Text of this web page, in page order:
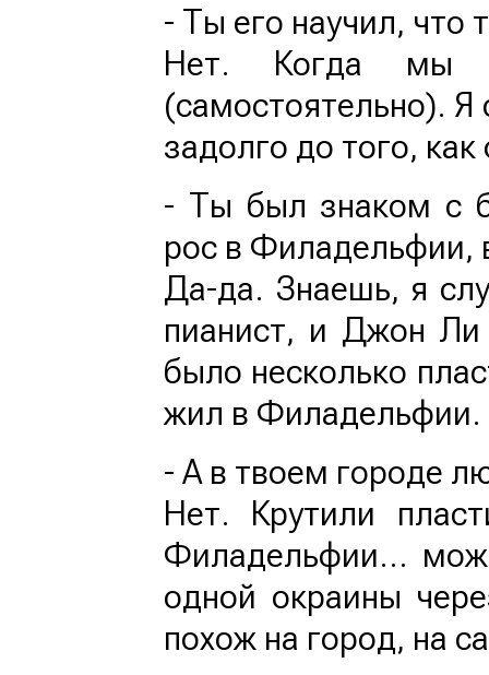
- Ты его научил, что
Нет. Когда мы
(самостоятельно).
задолго до того,
- Ты был знаком с
рос в Филадельфии,
Да-да. Знаешь, я
пианист, и Джон
было несколько
жил в Филадельфии.
- А в твоем городе
Нет. Крутили
Филадельфии…
одной окраины
похож на город, на